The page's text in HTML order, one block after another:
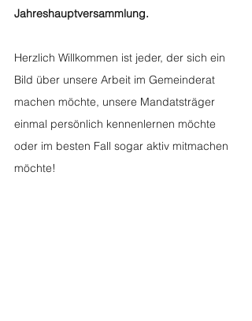
Jahreshauptversammlung.
Herzlich Willkommen ist jeder, der sich ein
Bild über unsere Arbeit im Gemeinderat
machen möchte, unsere Mandatsträger
einmal persönlich kennenlernen möchte
oder im besten Fall sogar aktiv mitmachen
möchte!